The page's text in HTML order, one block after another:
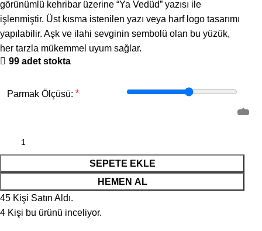
görünümlü kehribar üzerine “Ya Vedüd” yazısı ile
işlenmiştir. Üst kısma istenilen yazı veya harf logo tasarımı
yapılabilir. Aşk ve ilahi sevginin sembolü olan bu yüzük,
her tarzla mükemmel uyum sağlar.
99 adet stokta
Parmak Ölçüsü: *
SEPETE EKLE
HEMEN AL
45 Kişi Satın Aldı.
4 Kişi bu ürünü inceliyor.